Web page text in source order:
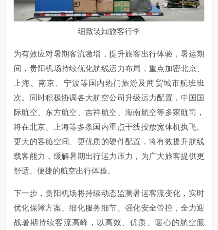
细致装卸旅客行李
为有效应对暑期客流激增，提升旅客出行体验，暑运期
间，贵阳机场持续优化航线运力布局，重点加密北京、
上海、南京、宁波等国内热门旅游及商贸城市航班班
次。同时积极协调各大航空公司升级运力配置，中国国
际航空、东方航空、吉祥航空、海南航空等多家航司，
将在北京、上海等多条国内重点干线投放宽体机执飞。
更大的客舱空间、更优质的硬件配置，将有效提升航线
载客能力，缓解暑期出行运力压力，为广大旅客提供更
舒适、便捷的航空出行体验。
下一步，贵阳机场将持续动态监测暑运客流变化，实时
优化保障方案、细化服务细节、强化安全管控，全力迎
战暑期持续客流高峰，以高效、优质、暖心的航空服